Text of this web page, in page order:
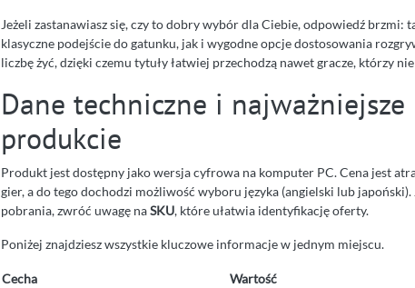
Jeżeli zastanawiasz się, czy to dobry wybór dla Ciebie, odpowiedź brzmi:
klasyczne podejście do gatunku, jak i wygodne opcje dostosowania
liczbę żyć, dzięki czemu tytuły łatwiej przechodzą nawet gracze, którzy
Dane techniczne i
produkcie
Produkt jest dostępny jako wersja cyfrowa na komputer PC. Cena jest
gier, a do tego dochodzi możliwość wyboru języka (angielski lub
pobrania, zwróć uwagę naSKU, które ułatwia identyfikację oferty.
Poniżej znajdziesz wszystkie kluczowe informacje w jednym miejscu.
Cecha
Wartość